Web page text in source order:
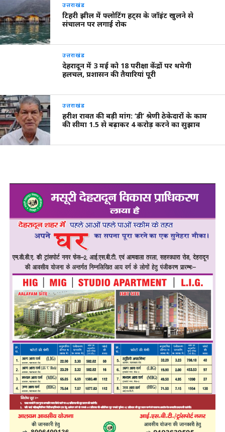
उत्तराखंड
टिहरी झील में फ्लोटिंग हट्स के जॉइंट खुलने से
संचालन पर लगाई रोक
उत्तराखंड
देहरादून में 3 मई को 18 परीक्षा केंद्रों पर थमेगी
हलचल, प्रशासन की तैयारियां पूरी
उत्तराखंड
हरीश रावत की बड़ी मांग: ‘डी’ श्रेणी ठेकेदारों के काम
की सीमा 1.5 से बढ़ाकर 4 करोड़ करने का सुझाव